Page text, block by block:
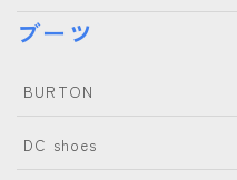
ブーツ
BURTON
DC shoes